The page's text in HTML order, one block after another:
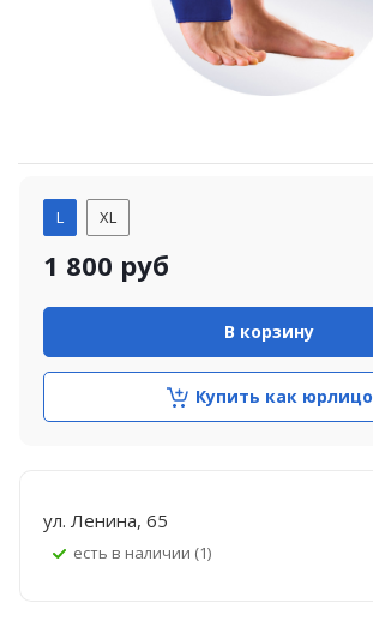
L XL
1 800 руб
В корзину
Купить как юрлицо
ул. Ленина, 65
Есть в наличии (1)